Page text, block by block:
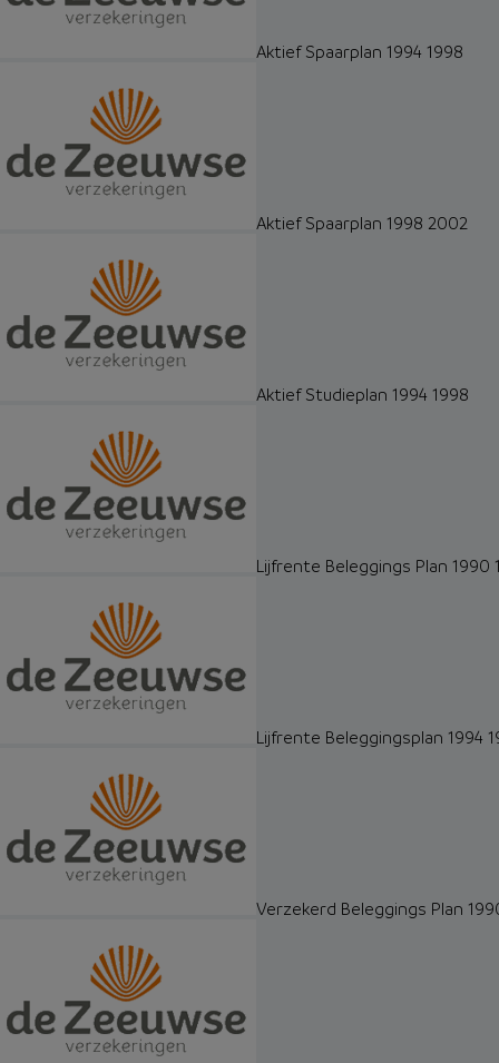
Aktief Spaarplan 1994 1998
Aktief Spaarplan 1998 2002
Aktief Studieplan 1994 1998
Lijfrente Beleggings Plan 1990
Lijfrente Beleggingsplan 1994
Verzekerd Beleggings Plan